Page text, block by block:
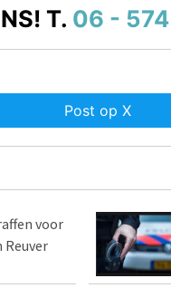
T. 06 - 574
Post op X
voor